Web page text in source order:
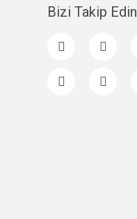
Bizi Takip Edin